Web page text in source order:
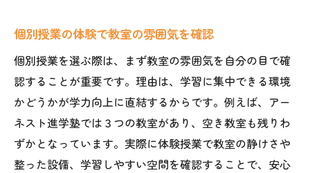
個別授業の体験で教室の雰囲気を確認
個別授業を選ぶ際は、まず教室の雰囲気を自分の目で確
認することが重要です。理由は、学習に集中できる環境
かどうかが学力向上に直結するからです。例えば、アー
ネスト進学塾では３つの教室があり、空き教室も残りわ
ずかとなっています。実際に体験授業で教室の静けさや
整った設備、学習しやすい空間を確認することで、安心